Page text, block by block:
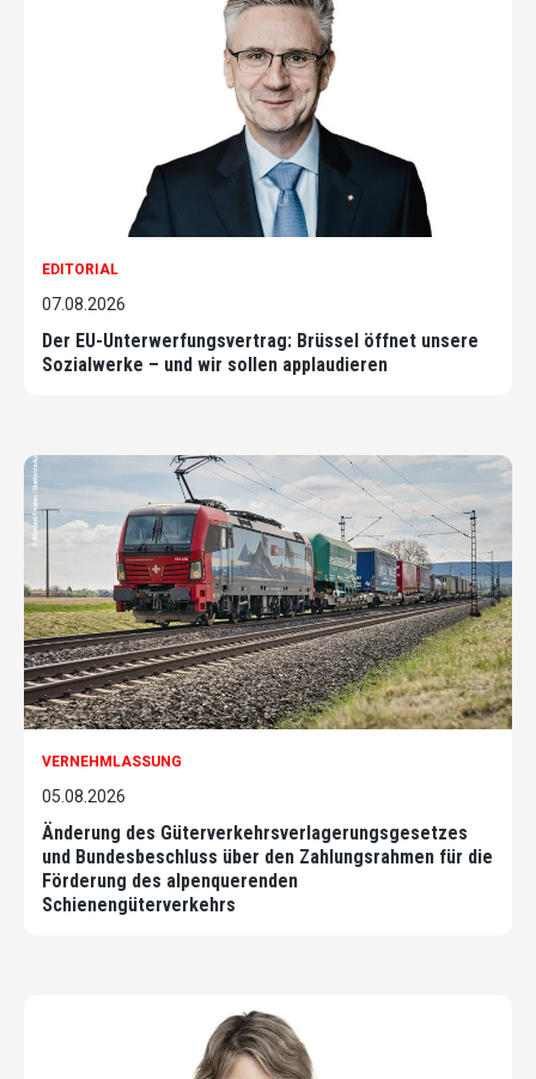
EDITORIAL
07.08.2026
Der EU-Unterwerfungsvertrag: Brüssel öffnet unsere
Sozialwerke – und wir sollen applaudieren
VERNEHMLASSUNG
05.08.2026
Änderung des Güterverkehrsverlagerungsgesetzes
und Bundesbeschluss über den Zahlungsrahmen für die
Förderung des alpenquerenden
Schienengüterverkehrs